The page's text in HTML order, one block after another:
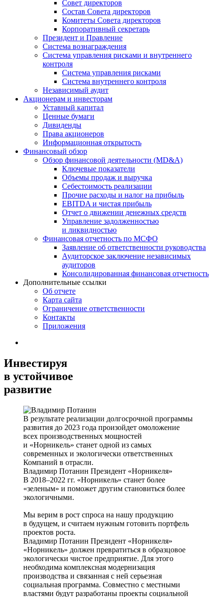
Совет директоров
Состав Совета директоров
Комитеты Совета директоров
Корпоративный секретарь
Президент и Правление
Система вознаграждения
Система управления рисками и внутреннего
контроля
Система управления рисками
Система внутреннего контроля
Независимый аудит
Акционерам и инвесторам
Уставный капитал
Ценные бумаги
Дивиденды
Права акционеров
Информационная открытость
Финансовый обзор
Обзор финансовой деятельности (MD&A)
Ключевые показатели
Объемы продаж и выручка
Себестоимость реализации
Прочие расходы и налог на прибыль
EBITDA и чистая прибыль
Отчет о движении денежных средств
Управление задолженностью
и ликвидностью
Финансовая отчетность по МСФО
Заявление об ответственности руководства
Аудиторское заключение независимых
аудиторов
Консолидированная финансовая отчетность
Дополнительные ссылки
Об отчете
Карта сайта
Ограничение ответственности
Контакты
Приложения
Инвестируя
в устойчивое
развитие
В результате реализации долгосрочной программы
развития до 2023 года произойдет омоложение
всех производственных мощностей
и «Норникель» станет одной из самых
современных и экологически ответственных
Компаний в отрасли.
Владимир Потанин Президент «Норникеля»
В 2018–2022 гг. «Норникель» станет более
«зеленым» и поможет другим становиться более
экологичными.
Мы верим в рост спроса на нашу продукцию
в будущем, и считаем нужным готовить портфель
проектов роста.
Владимир Потанин Президент «Норникеля»
«Норникель» должен превратиться в образцовое
экологически чистое предприятие. Для этого
необходима комплексная модернизация
производства и связанная с ней серьезная
социальная программа. Совместно с местными
властями будут разработаны проекты социальной